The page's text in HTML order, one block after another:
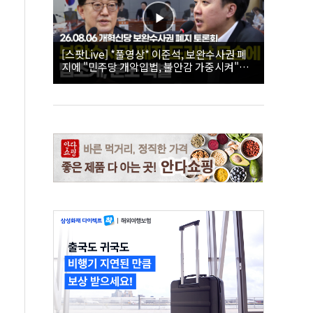
[스팟Live] *풀영상* 이준석, 보완수사권 폐
지에 "민주당 개악입법, 불안감 가중시켜"｜
26.08.06 개혁신당 보완수사권 폐지 토론회